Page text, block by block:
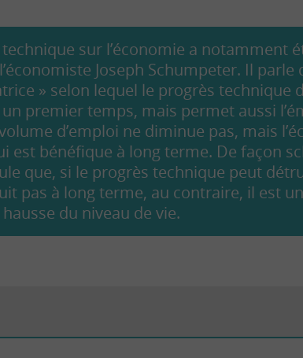
technique sur l’économie a notamment
Joseph Schumpeter. Il parle
» selon lequel le progrès technique
premier temps, mais permet aussi
d’emploi ne diminue pas, mais
est bénéfique à long terme. De façon
que, si le progrès technique peut
pas à long terme, au contraire, il est
du niveau de vie.